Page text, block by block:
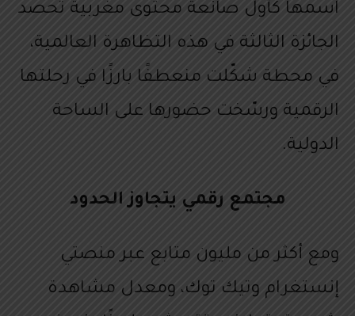
اسمها كأول صانعة محتوى مغربية تحصد
الجائزة الثالثة في هذه التظاهرة العالمية،
في محطة شكّلت منعطفًا بارزًا في رحلتها
الرقمية ورسّخت حضورها على الساحة
الدولية.
مجتمع رقمي يتجاوز الحدود
ومع أكثر من مليون متابع عبر منصتي
إنستغرام وتيك توك، ومعدل مشاهدة